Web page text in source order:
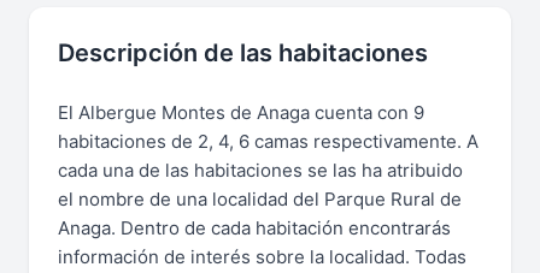
Descripción de las habitaciones
El Albergue Montes de Anaga cuenta con 9
habitaciones de 2, 4, 6 camas respectivamente. A
cada una de las habitaciones se las ha atribuido
el nombre de una localidad del Parque Rural de
Anaga. Dentro de cada habitación encontrarás
información de interés sobre la localidad. Todas